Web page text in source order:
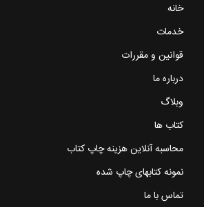
خانه
خدمات
قوانین و مقررات
درباره ما
وبلاگ
کتاب ها
محاسبه آنلاین هزینه چاپ کتاب
نمونه کتابهای چاپ شده
تماس با ما